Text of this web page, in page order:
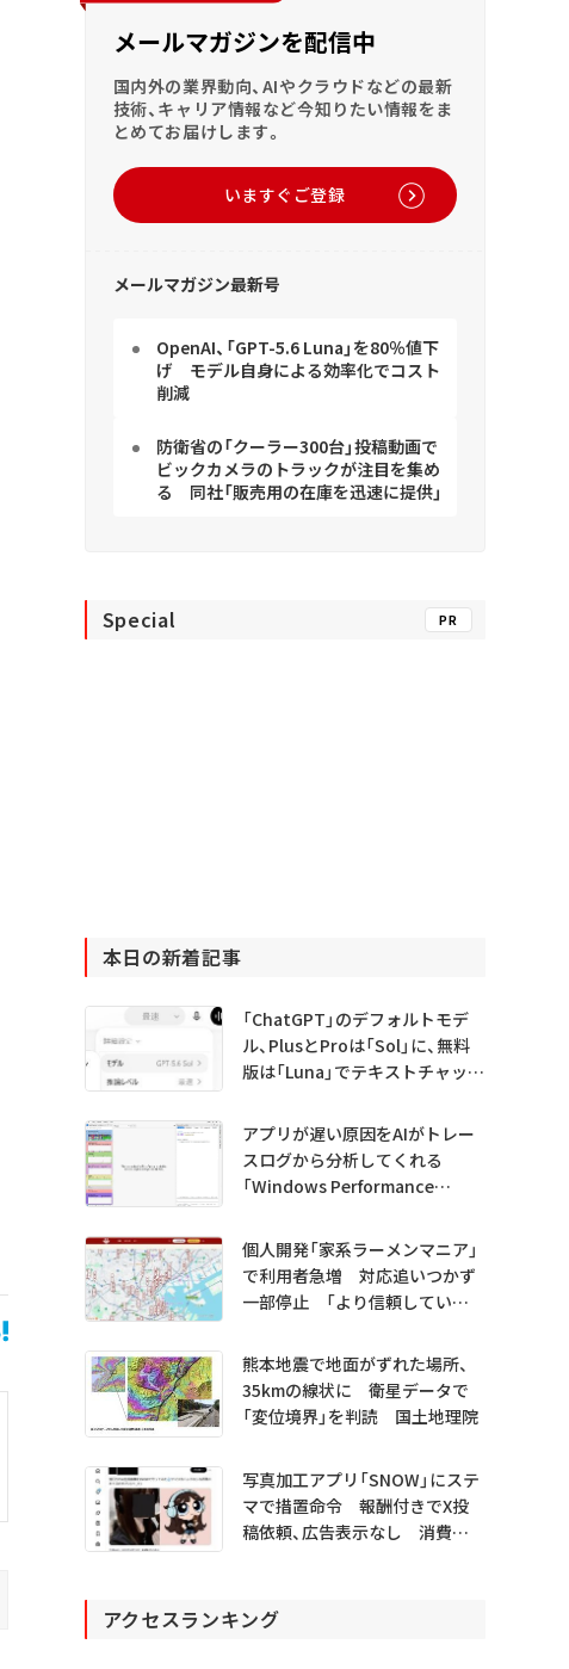
メールマガジンを配信中
国内外の業界動向、AIやクラウドなどの最新
技術、キャリア情報など今知りたい情報をま
とめてお届けします。
いますぐご登録
メールマガジン最新号
OpenAI、「GPT-5.6 Luna」を80％値下
げ モデル自身による効率化でコスト
削減
防衛省の「クーラー300台」投稿動画で
ビックカメラのトラックが注目を集め
る 同社「販売用の在庫を迅速に提供」
Special PR
本日の新着記事
「ChatGPT」のデフォルトモデ
ル、PlusとProは「Sol」に、無料
版は「Luna」でテキストチャット
アプリが遅い原因をAIがトレー
スログから分析してくれる
「Windows Performance
プレビュー公開
個人開発「家系ラーメンマニア」
で利用者急増 対応追いつかず
一部停止 「より信頼していた
熊本地震で地面がずれた場所、
35kmの線状に 衛星データで
「変位境界」を判読 国土地理院
写真加工アプリ「SNOW」にステ
マで措置命令 報酬付きでX投
稿依頼、広告表示なし 消費者
アクセスランキング